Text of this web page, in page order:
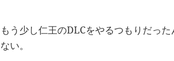
もう少し仁王のDLCをやるつもりだっ
ない。